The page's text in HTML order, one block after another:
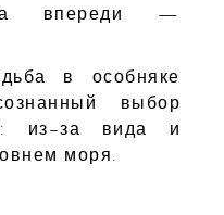
а впереди —
в особняке
выбор
из-за вида и
моря.